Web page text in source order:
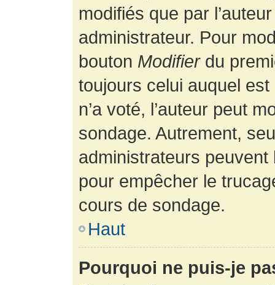
modifiés que par
administrateur. Pour
bouton Modifierdu
toujours celui auquel
n’a voté, l’auteur peut
sondage. Autrement,
administrateurs
pour empêcher le
cours de sondage.
Haut
Pourquoi ne puis-je